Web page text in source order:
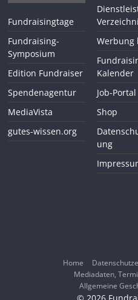
Fundraisingtage
Fundraising-
Symposium
Edition Fundraiser
Spendenagentur
MediaVista
gutes-wissen.org
Werbung
Kalender
Job-Portal
Shop
ung
Home
Mediadaten,
Allgemeine